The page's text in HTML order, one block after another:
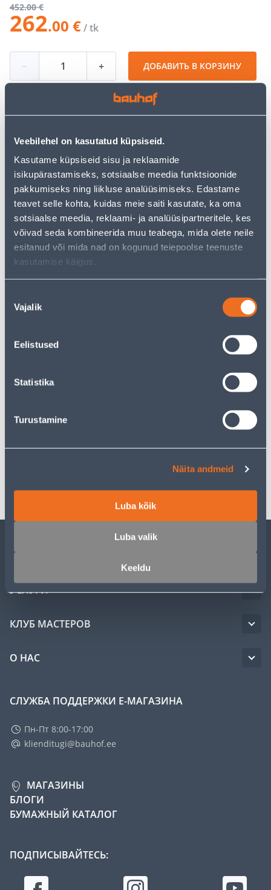
Veebilehel on kasutatud küpsiseid.
Kasutame küpsiseid sisu ja reklaamide
isikupärastamiseks, sotsiaalse meedia funktsioonide
pakkumiseks ning liikluse analüüsimiseks. Edastame
teavet selle kohta, kuidas meie saiti kasutate, ka oma
sotsiaalse meedia, reklaami- ja analüüsipartneritele, kes
võivad seda kombineerida muu teabega, mida olete neile
esitanud või mida nad on kogunud teiepoolse teenuste
kasutamise käigus.
valik
Vajalik
Eelistused
Statistika
Turustamine
Näita andmeid
Luba kõik
Luba valik
Keeldu
452.00 €
262.00 €/ tk
− + ДОБАВИТЬ В КОРЗИНУ
• 14-päevane tagastusõigus.
• HANKIJA LAOST TELLITAV TOODE
Калькулятор рассрочки
Депозит Платежи
43 .67 €
Ожидаемая доставка домой от 16,90 € с 20.08.2026
Спецификация
ОБСЛУЖИВАНИЕ ЧАСТНЫХ КЛИЕНТОВ
УСЛУГИ
КЛУБ МАСТЕРОВ
О НАС
СЛУЖБА ПОДДЕРЖКИ Е-МАГАЗИНА
Пн-Пт 8:00-17:00
klienditugi@bauhof.ee
МАГАЗИНЫ
БЛОГИ
БУМАЖНЫЙ КАТАЛОГ
ПОДПИСЫВАЙТЕСЬ: